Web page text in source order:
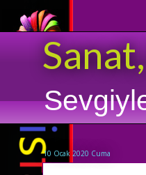
10 Ocak 2020 Cuma